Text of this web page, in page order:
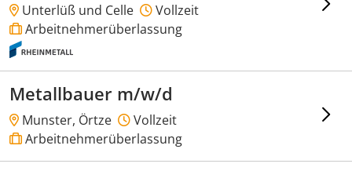
Unterlüß und Celle
Vollzeit
Arbeitnehmerüberlassung
Metallbauer m/w/d
Munster, Örtze
Vollzeit
Arbeitnehmerüberlassung